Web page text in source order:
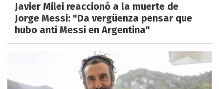
Javier Milei reaccionó a la muerte de
Jorge Messi: "Da vergüenza pensar que
hubo anti Messi en Argentina"